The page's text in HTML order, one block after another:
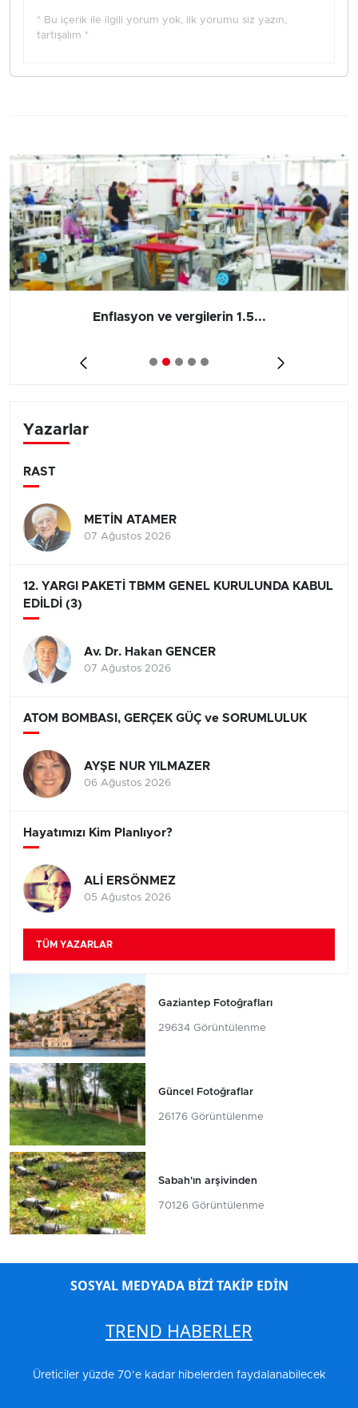
* Bu içerik ile ilgili yorum yok, ilk yorumu siz yazın,
tartışalım *
Enflasyon ve vergilerin 1.5...
Yazarlar
RAST
METİN ATAMER
07 Ağustos 2026
12. YARGI PAKETİ TBMM GENEL KURULUNDA KABUL
EDİLDİ (3)
Av. Dr. Hakan GENCER
07 Ağustos 2026
ATOM BOMBASI, GERÇEK GÜÇ ve SORUMLULUK
AYŞE NUR YILMAZER
06 Ağustos 2026
Hayatımızı Kim Planlıyor?
ALİ ERSÖNMEZ
05 Ağustos 2026
TÜM YAZARLAR
Gaziantep Fotoğrafları
29634 Görüntülenme
Güncel Fotoğraflar
26176 Görüntülenme
Sabah'ın arşivinden
70126 Görüntülenme
SOSYAL MEDYADA BİZİ TAKİP EDİN
TREND HABERLER
Üreticiler yüzde 70’e kadar hibelerden faydalanabilecek